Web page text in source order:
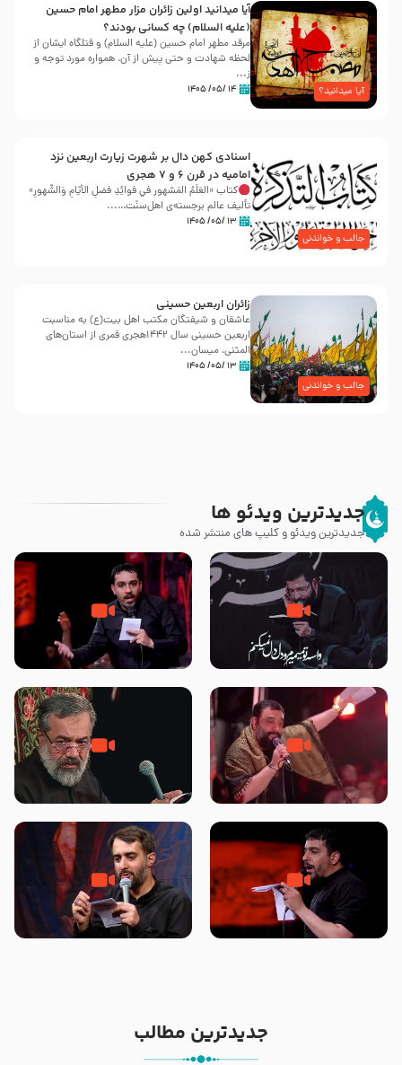
آیا میدانید؟
آیا میدانید اولین زائران مزار مطهر امام حسین
(علیه السلام) چه کسانی بودند؟
مرقد مطهر امام حسین (علیه السلام) و قتلگاه ایشان از
لحظه شهادت و حتی پیش از آن، همواره مورد توجه و
ز...
۱۴ /۰۵/ ۱۴۰۵
جالب و خواندنی
اسنادی کهن دال بر شهرت زیارت اربعین نزد
امامیه در قرن ۶ و ۷ هجری
کتاب «العَلَمُ المَشهور في فَوائِدِ فَضلِ الأيّامِ وَالشُّهورِ»
تألیف عالم برجسته‌ی اهل‌سنّت…...
۱۳ /۰۵/ ۱۴۰۵
جالب و خواندنی
زائران اربعین حسینی
عاشقان و شیفتگان مکتب اهل بیت(ع) به مناسبت
اربعین حسینی سال ۱۴۴۲هجری قمری از استان‌های
المثنی، میسان...
۱۳ /۰۵/ ۱۴۰۵
جدیدترین ویدئو ها
جدیدترین ویدئو و کلیپ های منتشر شده
مصداق کربلا – حاج حسین سیب
سرخی
شور ، حسینا! به‌ حق زهرا «أُنْظُرْ
إِلَینا» – عزاداری شب هفتم ماه
جانا جانا ابی عبدالله – کربلایی جواد
مقدم – شب هشتم محرم 1448 –
مادر منم مثل تو خمیدم – حاج
محمود کریمی – شهادت حضرت
هیئت رایة العباس علیه السلام
تک ، عبّاس، صاحب دل‌هاست –
حاج حنیف طاهری – عزاداری شب
من غلام نوکراتم من عاشق کربلاتم
– شور زمینه – شب هفتم – محرم
جدیدترین مطالب